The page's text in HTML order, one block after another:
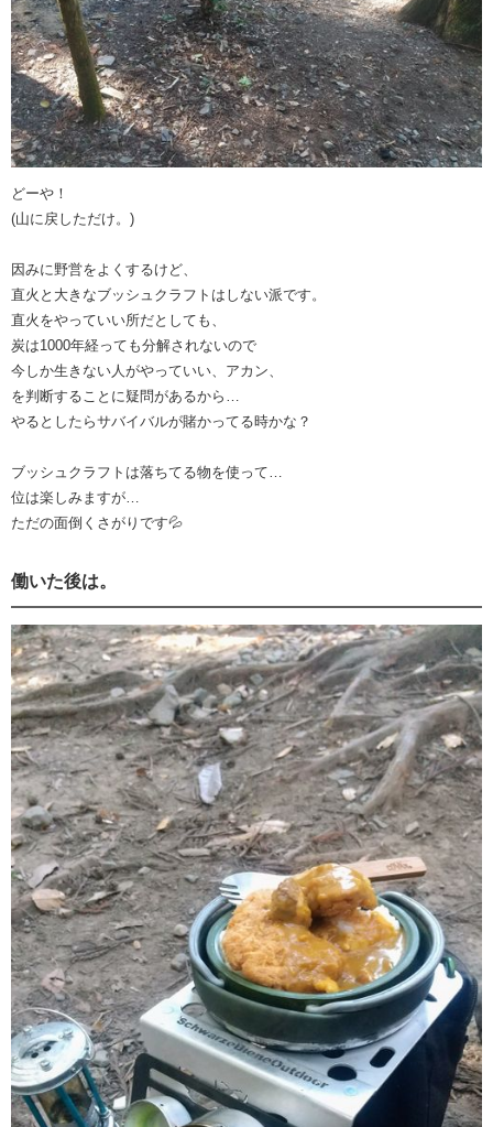
どーや！
(山に戻しただけ。)
因みに野営をよくするけど、
直火と大きなブッシュクラフトはしない派です。
直火をやっていい所だとしても、
炭は1000年経っても分解されないので
今しか生きない人がやっていい、アカン、
を判断することに疑問があるから…
やるとしたらサバイバルが賭かってる時かな？
ブッシュクラフトは落ちてる物を使って…
位は楽しみますが…
ただの面倒くさがりです💦
働いた後は。